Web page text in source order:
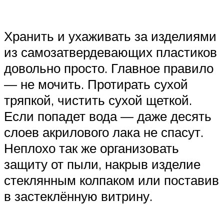
Хранить и ухаживать за изделиями
из самозатвердевающих пластиков
довольно просто. Главное правило
— не мочить. Протирать сухой
тряпкой, чистить сухой щеткой.
Если попадет вода — даже десять
слоев акрилового лака не спасут.
Неплохо так же организовать
защиту от пыли, накрыв изделие
стеклянным колпаком или поставив
в застеклённую витрину.